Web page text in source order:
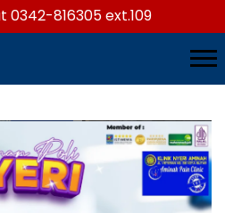
816305 ext.109